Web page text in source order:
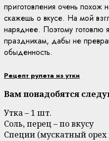
приготовления очень похож
скажешь о вкусе. На мой
наряднее. Поэтому готовлю
праздникам, дабы не
обыденность.
Рецепт рулета из утки
Вам понадобятся
Утка – 1 шт.
Соль, перец – по вкусу
Специи (мускатный орех